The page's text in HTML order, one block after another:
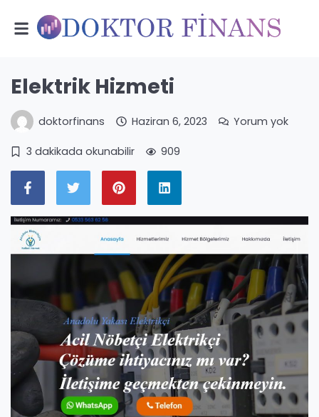
Elektrik Hizmeti
doktorfinans Haziran 6, 2023 Yorum yok
3 dakikada okunabilir 909